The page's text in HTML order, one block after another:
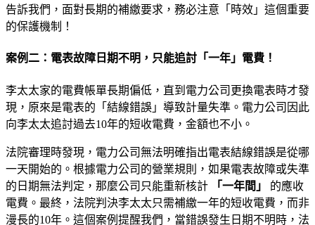
告訴我們，面對長期的補繳要求，務必注意「時效」這個重要
的保護機制！
案例二：電表故障日期不明，只能追討「一年」電費！
李太太家的電費帳單長期偏低，直到電力公司更換電表時才發
現，原來是電表的「結線錯誤」導致計量失準。電力公司因此
向李太太追討過去10年的短收電費，金額也不小。
法院審理時發現，電力公司無法明確指出電表結線錯誤是從哪
一天開始的。根據電力公司的營業規則，如果電表故障或失準
的日期無法判定，那麼公司只能重新核計
「一年間」
的應收
電費。最終，法院判決李太太只需補繳一年的短收電費，而非
漫長的10年。這個案例提醒我們，當錯誤發生日期不明時，法